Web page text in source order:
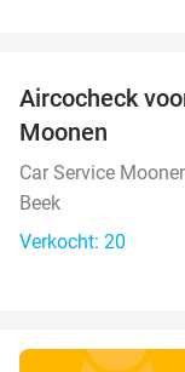
Aircocheck
Moonen
Car Service
Beek
Verkocht: 20